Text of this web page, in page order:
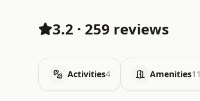
3.2 · 259 reviews
Activities4 Amenities11